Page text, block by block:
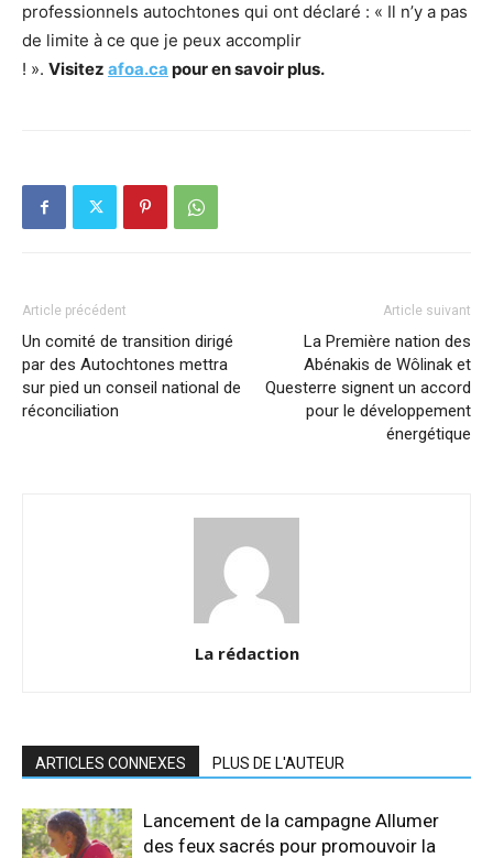
professionnels autochtones qui ont déclaré : « Il n’y a pas
de limite à ce que je peux accomplir
! ». Visitez afoa.ca pour en savoir plus.
Article précédent
Un comité de transition dirigé
par des Autochtones mettra
sur pied un conseil national de
réconciliation
Article suivant
La Première nation des
Abénakis de Wôlinak et
Questerre signent un accord
pour le développement
énergétique
La rédaction
ARTICLES CONNEXES PLUS DE L'AUTEUR
Lancement de la campagne Allumer
des feux sacrés pour promouvoir la